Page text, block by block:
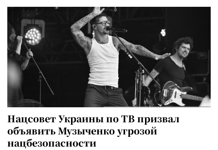
Нацсовет Украины по ТВ призвал
объявить Музыченко угрозой
нацбезопасности